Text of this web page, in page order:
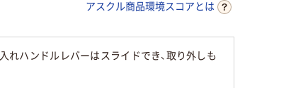
アスクル商品環境スコアとは
れハンドルレバーはスライドでき、取り外しも